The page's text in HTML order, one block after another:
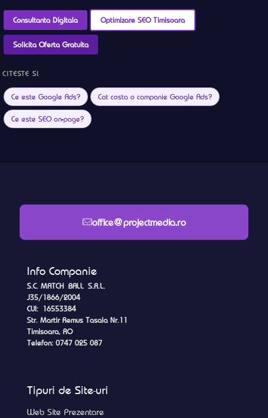
Consultanta Digitala Optimizare SEO Timisoara
Solicita Oferta Gratuita
CITESTE SI
Ce este Google Ads? Cat costa o campanie Google Ads?
Ce este SEO on-page?
office@projectmedia.ro
Info Companie
S.C. MATCH BALL S.R.L.
J35/1866/2004
CUI: 16553384
Str. Martir Remus Tasala Nr.11
Timisoara, RO
Telefon: 0747 025 087
Tipuri de Site-uri
Web Site Prezentare